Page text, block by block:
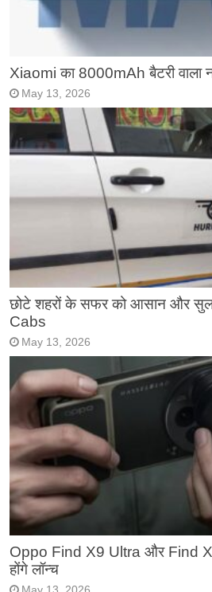
Xiaomi का 8000mAh बैटरी वाला
May 13, 2026
छोटे शहरों के सफर को आसान और
Cabs
May 13, 2026
Oppo Find X9 Ultra और Find
होंगे लॉन्च